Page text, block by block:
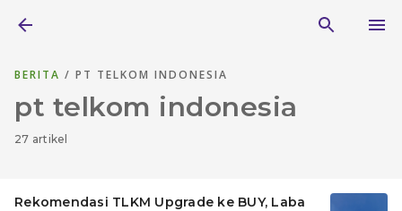
BERITA / PT TELKOM INDONESIA
pt telkom indonesia
27 artikel
Rekomendasi TLKM Upgrade ke BUY, Laba